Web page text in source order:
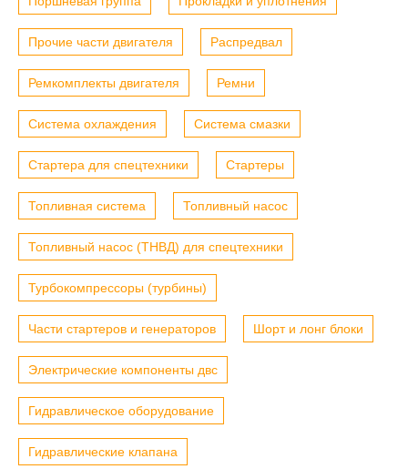
Прочие части двигателя Распредвал
Ремкомплекты двигателя Ремни
Система охлаждения Система смазки
Стартера для спецтехники Стартеры
Топливная система Топливный насос
Топливный насос (ТНВД) для спецтехники
Турбокомпрессоры (турбины)
Части стартеров и генераторов Шорт и лонг блоки
Электрические компоненты двс
Гидравлическое оборудование
Гидравлические клапана